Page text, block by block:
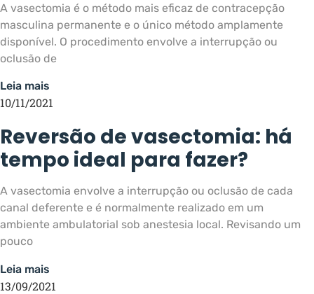
A vasectomia é o método mais eficaz de contracepção
masculina permanente e o único método amplamente
disponível. O procedimento envolve a interrupção ou
oclusão de
Leia mais
10/11/2021
Reversão de vasectomia: há
tempo ideal para fazer?
A vasectomia envolve a interrupção ou oclusão de cada
canal deferente e é normalmente realizado em um
ambiente ambulatorial sob anestesia local. Revisando um
pouco
Leia mais
13/09/2021